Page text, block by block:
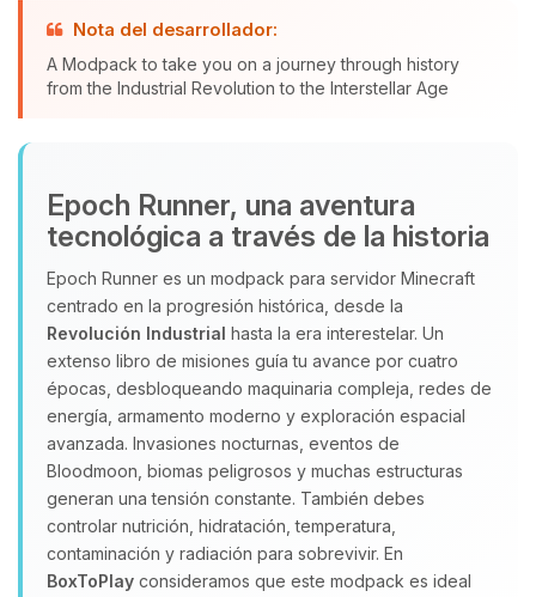
Nota del desarrollador:
A Modpack to take you on a journey through history
from the Industrial Revolution to the Interstellar Age
Epoch Runner, una aventura
tecnológica a través de la historia
Epoch Runner es un modpack para servidor Minecraft
centrado en la progresión histórica, desde la
Revolución Industrial hasta la era interestelar. Un
extenso libro de misiones guía tu avance por cuatro
épocas, desbloqueando maquinaria compleja, redes de
energía, armamento moderno y exploración espacial
avanzada. Invasiones nocturnas, eventos de
Bloodmoon, biomas peligrosos y muchas estructuras
generan una tensión constante. También debes
controlar nutrición, hidratación, temperatura,
contaminación y radiación para sobrevivir. En
BoxToPlay consideramos que este modpack es ideal
hablar! Soy Choupy, tu pequeno
asistente de BoxToPlay. Cuentame